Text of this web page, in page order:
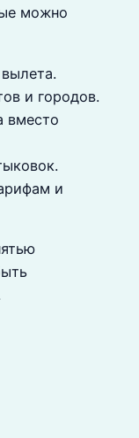
можно
и городов.
вместо
и